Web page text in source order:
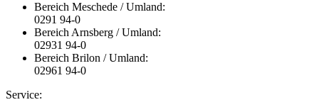
Bereich Meschede / Umland:
0291 94-0
Bereich Arnsberg / Umland:
02931 94-0
Bereich Brilon / Umland:
02961 94-0
Service: